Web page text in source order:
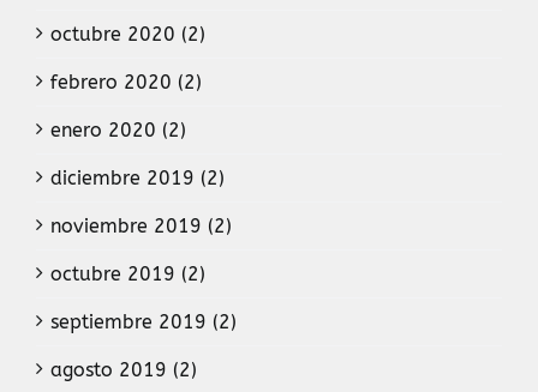
octubre 2020 (2)
febrero 2020 (2)
enero 2020 (2)
diciembre 2019 (2)
noviembre 2019 (2)
octubre 2019 (2)
septiembre 2019 (2)
agosto 2019 (2)